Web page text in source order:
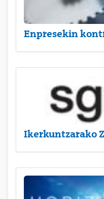
Enpresekin
Ikerkuntzarako